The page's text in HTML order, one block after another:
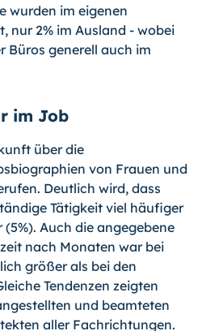
wurden im eigenen
nur 2% im Ausland - wobei
Büros generell auch im
im Job
über die
von Frauen und
Deutlich wird, dass
Tätigkeit viel häufiger
Auch die angegebene
nach Monaten war bei
größer als bei den
Tendenzen zeigten
und beamteten
aller Fachrichtungen.